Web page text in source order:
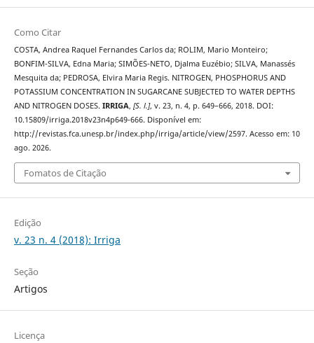
Como Citar
COSTA, Andrea Raquel Fernandes Carlos da; ROLIM, Mario Monteiro;
BONFIM-SILVA, Edna Maria; SIMÕES-NETO, Djalma Euzébio; SILVA, Manassés
Mesquita da; PEDROSA, Elvira Maria Regis. NITROGEN, PHOSPHORUS AND
POTASSIUM CONCENTRATION IN SUGARCANE SUBJECTED TO WATER DEPTHS
AND NITROGEN DOSES. IRRIGA, [S. l.], v. 23, n. 4, p. 649–666, 2018. DOI:
10.15809/irriga.2018v23n4p649-666. Disponível em:
http://revistas.fca.unesp.br/index.php/irriga/article/view/2597. Acesso em: 10
ago. 2026.
Fomatos de Citação
Edição
v. 23 n. 4 (2018): Irriga
Seção
Artigos
Licença